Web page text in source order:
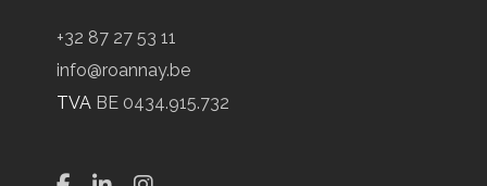
+32 87 27 53 11
info@roannay.be
TVA BE 0434.915.732